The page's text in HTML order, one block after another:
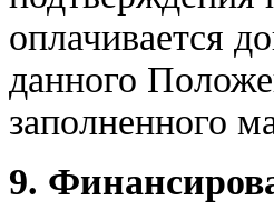
оплачивается
данного
заполненного
9.